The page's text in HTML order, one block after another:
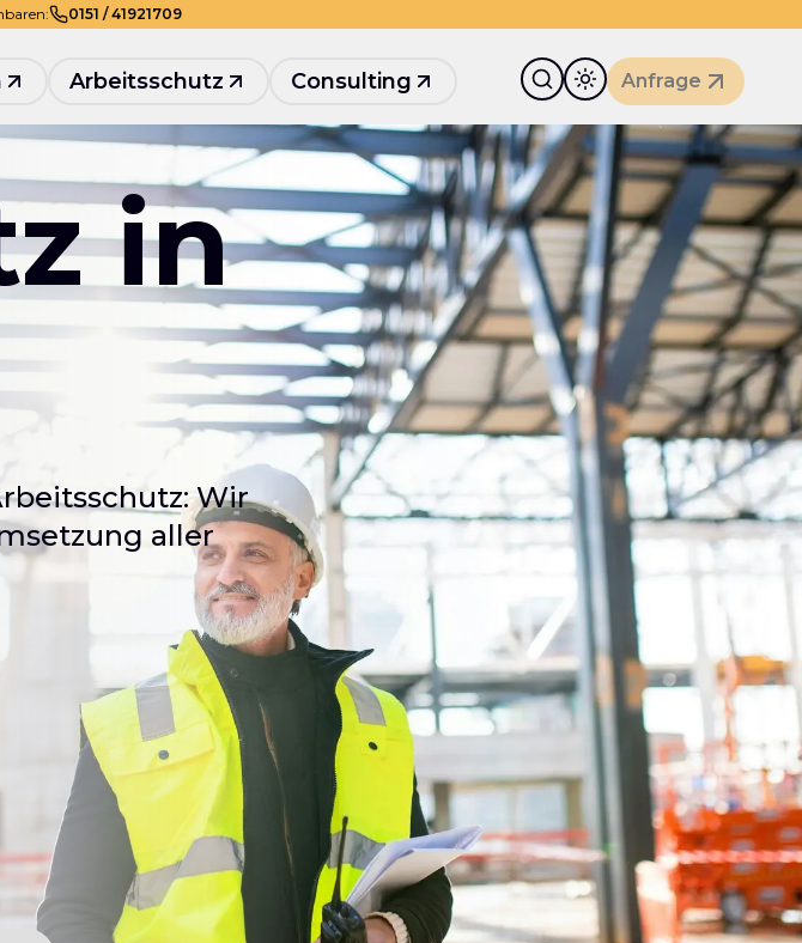
0151 /41921709
Arbeitsschutz Consulting Anfrage
in
Wir
aller